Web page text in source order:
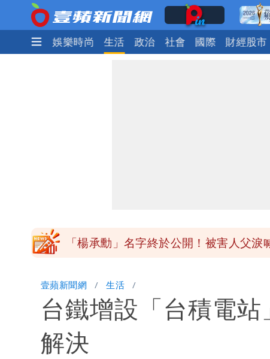
熱門 娛樂時尚 生活 政治 社會 國際 財經股市
「楊承勳」名字終於公開！被害人父
內馬爾開到「寶可夢神包」後徹底入坑
壹蘋新聞網 生活
台鐵增設「台積電
解決